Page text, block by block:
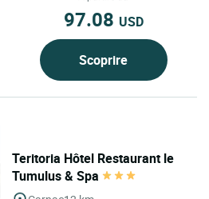
97.08 USD
Scoprire
Teritoria Hôtel Restaurant le
Tumulus & Spa